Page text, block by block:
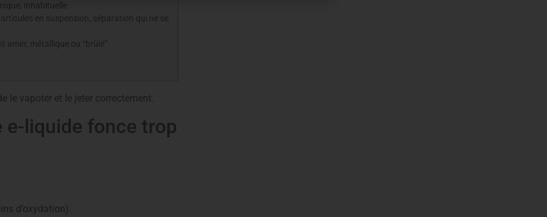
inhabituelle
en suspension, séparation qui ne se
amer, métallique ou “brûlé”
le vapoter et le jeter correctement.
e-liquide fonce trop
d’oxydation).